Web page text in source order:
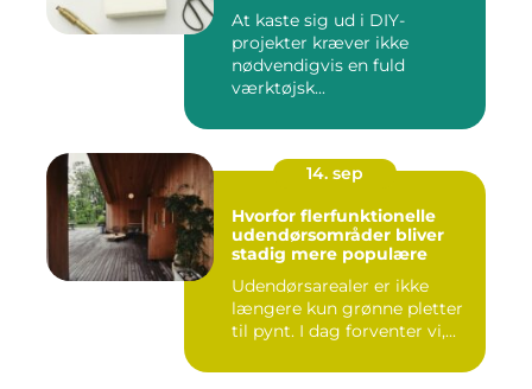
At kaste sig ud i DIY-
projekter kræver ikke
nødvendigvis en fuld
værktøjsk...
14. sep
Hvorfor flerfunktionelle
udendørsområder bliver
stadig mere populære
Udendørsarealer er ikke
længere kun grønne pletter
til pynt. I dag forventer vi,...